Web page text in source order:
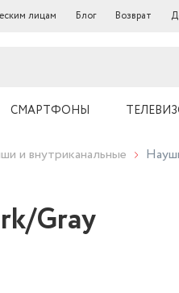
лицам Блог Возврат
СМАРТФОНЫ
и внутриканальные
Gray